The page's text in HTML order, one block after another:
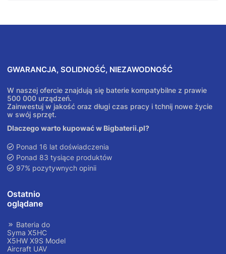
GWARANCJA, SOLIDNOŚĆ, NIEZAWODNOŚĆ
W naszej ofercie znajdują się baterie kompatybilne z prawie
500 000 urządzeń.
Zainwestuj w jakość oraz długi czas pracy i tchnij nowe życie
w swój sprzęt.
Dlaczego warto kupować w Bigbaterii.pl?
Ponad 16 lat doświadczenia
Ponad 83 tysiące produktów
97% pozytywnych opinii
Ostatnio
oglądane
Bateria do
Syma X5HC
X5HW X9S Model
Aircraft UAV